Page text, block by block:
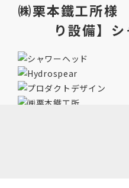
㈱栗本鐵工所様
り設備】